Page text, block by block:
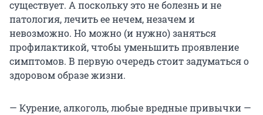
существует. А поскольку это не болезнь и не
патология, лечить ее нечем, незачем и
невозможно. Но можно (и нужно) заняться
профилактикой, чтобы уменьшить проявление
симптомов. В первую очередь стоит задуматься о
здоровом образе жизни.
— Курение, алкоголь, любые вредные привычки —